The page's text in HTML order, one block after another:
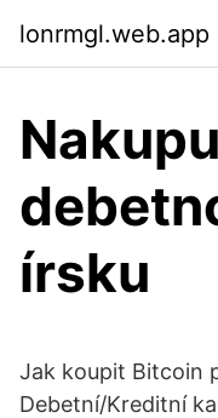
lonrmgl.web.app
írsku
Jak koupit Bitcoin
Debetní/Kreditní